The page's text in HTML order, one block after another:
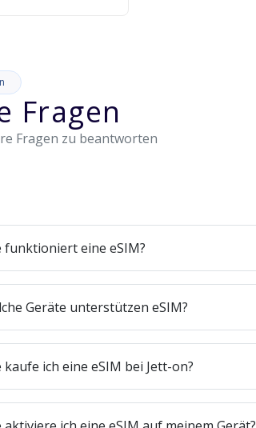
Fragen
Fragen zu beantworten
funktioniert eine eSIM?
Geräte unterstützen eSIM?
kaufe ich eine eSIM bei Jett-on?